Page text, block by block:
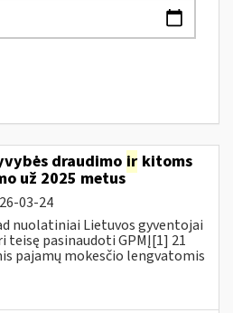
draudimo ir kitoms
už 2025 metus
03-24
nuolatiniai Lietuvos gyventojai
pasinaudoti GPMĮ[1] 21
pajamų mokesčio lengvatomis